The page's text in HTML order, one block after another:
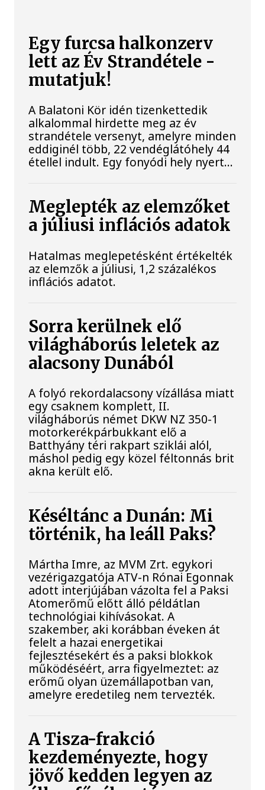
Egy furcsa halkonzerv
lett az Év Strandétele -
mutatjuk!
A Balatoni Kör idén tizenkettedik
alkalommal hirdette meg az év
strandétele versenyt, amelyre minden
eddiginél több, 22 vendéglátóhely 44
étellel indult. Egy fonyódi hely nyert...
Meglepték az elemzőket
a júliusi inflációs adatok
Hatalmas meglepetésként értékelték
az elemzők a júliusi, 1,2 százalékos
inflációs adatot.
Sorra kerülnek elő
világháborús leletek az
alacsony Dunából
A folyó rekordalacsony vízállása miatt
egy csaknem komplett, II.
világháborús német DKW NZ 350-1
motorkerékpárbukkant elő a
Batthyány téri rakpart sziklái alól,
máshol pedig egy közel féltonnás brit
akna került elő.
Késéltánc a Dunán: Mi
történik, ha leáll Paks?
Mártha Imre, az MVM Zrt. egykori
vezérigazgatója ATV-n Rónai Egonnak
adott interjújában vázolta fel a Paksi
Atomerőmű előtt álló példátlan
technológiai kihívásokat. A
szakember, aki korábban éveken át
felelt a hazai energetikai
fejlesztésekért és a paksi blokkok
működéséért, arra figyelmeztet: az
erőmű olyan üzemállapotban van,
amelyre eredetileg nem tervezték.
A Tisza-frakció
kezdeményezte, hogy
jövő kedden legyen az